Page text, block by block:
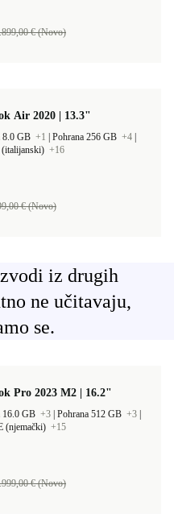
€ (Novo)
Air 2020 | 13.3"
8.0 GB +1 Pohrana 256 GB +4
+16
€ (Novo)
iz drugih
ne učitavaju,
se.
Pro 2023 M2 | 16.2"
16.0 GB +3 Pohrana 512 GB +3
(njemački) +15
€ (Novo)